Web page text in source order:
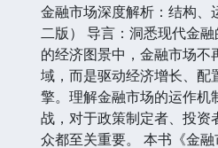
金融市场深度解析：结构
二版） 导言：洞悉现代金
的经济图景中，金融市场
域，而是驱动经济增长、配
擎。理解金融市场的运作
战，对于政策制定者、投资
众都至关重要。 本书《金